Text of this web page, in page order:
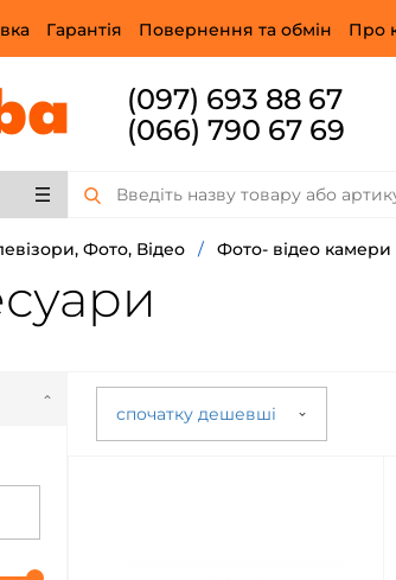
Гарантія Повернення та обмін Про
(097) 693 88 67
(066) 790 67 69
Фото, Відео / Фото- відео камери
спочатку дешевші